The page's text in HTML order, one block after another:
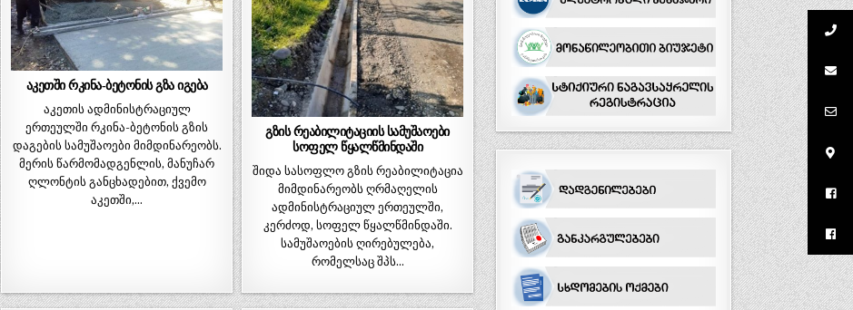
აკეთში რკინა-ბეტონის გზა იგება
აკეთის ადმინისტრაციულ
ერთეულში რკინა-ბეტონის გზის
დაგების სამუშაოები მიმდინარეობს.
მერის წარმომადგენლის, მანუჩარ
ღლონტის განცხადებით, ქვემო
აკეთში,…
გზის რეაბილიტაციის სამუშაოები
სოფელ წყალწმინდაში
შიდა სასოფლო გზის რეაბილიტაცია
მიმდინარეობს ღრმაღელის
ადმინისტრაციულ ერთეულში,
კერძოდ, სოფელ წყალწმინდაში.
სამუშაოების ღირებულება,
რომელსაც შპს…